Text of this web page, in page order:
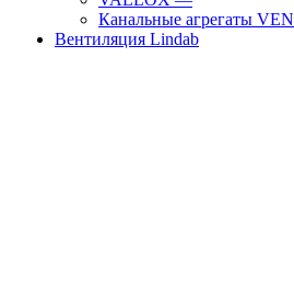
Канальные агрегаты
Вентиляция Lindab